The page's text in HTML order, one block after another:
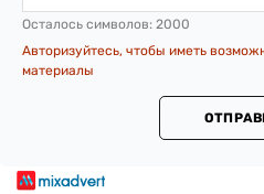
Осталось символов: 2000
Авторизуйтесь, чтобы иметь
материалы